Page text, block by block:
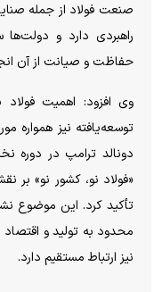
صنعت فولاد از جمله
راهبردی دارد و دولت‌ها
حفاظت و صیانت از آن
وی افزود: اهمیت
توسعه‌یافته نیز همواره
دونالد ترامپ در
«فولاد نو، کشور نو»
تأکید کرد. این موضوع
محدود به تولید و
نیز ارتباط مستقیم دارد.